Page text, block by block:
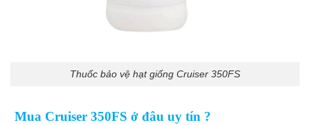
Thuốc bảo vệ hạt giống Cruiser 350FS
Mua Cruiser 350FS ở đâu uy tín ?